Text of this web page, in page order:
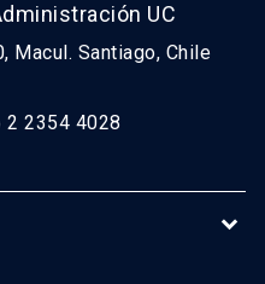
UC
Macul. Santiago, Chile
2 2354 4028